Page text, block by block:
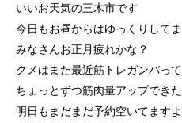
いいお天気の三木市です
今日もお昼からはゆっくりして
みなさんお正月疲れかな？
クメはまた最近筋トレガンバって
ちょっとずつ筋肉量アップでき
明日もまだまだ予約空いてます